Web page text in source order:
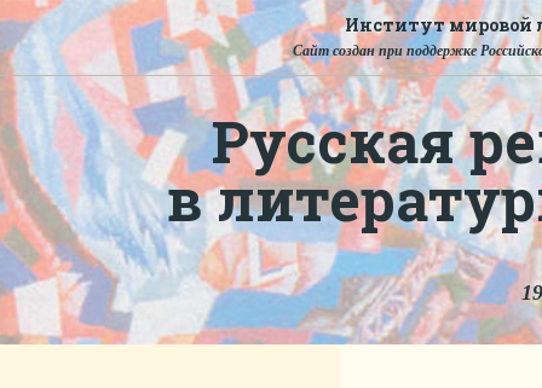
Институт мировой
Сайт создан при поддержке
Русская
в